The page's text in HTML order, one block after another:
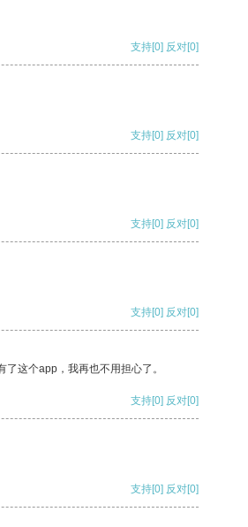
支持[0] 反对[0]
支持[0] 反对[0]
支持[0] 反对[0]
支持[0] 反对[0]
这个app，我再也不用担心了。
支持[0] 反对[0]
支持[0] 反对[0]